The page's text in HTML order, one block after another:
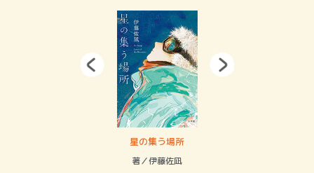
星の集う場所
著／伊藤佐凪